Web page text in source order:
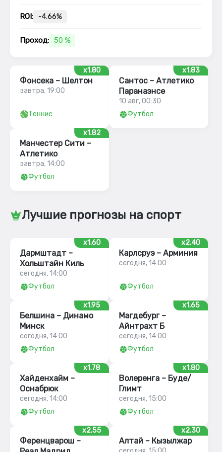
ROI: -4.66%
Проход: 50 %
x1.80
Фонсека – Шелтон
завтра, 19:00
Теннис
x1.83
Сантос – Атлетико
Паранаэнсе
10 авг, 00:30
Футбол
x1.82
Манчестер Сити –
Атлетико
завтра, 14:00
Футбол
Лучшие прогнозы на спорт
x1.60
Дармштадт –
Хольштайн Киль
сегодня, 14:00
Футбол
x2.40
Карлсруэ – Арминия
сегодня, 14:00
Футбол
x1.95
Белшина – Динамо
Минск
сегодня, 14:00
Футбол
x1.65
Магдебург –
Айнтрахт Б
сегодня, 14:00
Футбол
x1.78
Хайденхайм –
Оснабрюк
сегодня, 14:00
Футбол
x1.80
Волеренга – Буде/
Глимт
сегодня, 15:00
Футбол
x2.55
Ференцварош –
x2.30
Алтай – Кызылжар